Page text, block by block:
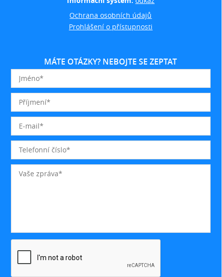
Ochrana osobních údajů
Prohlášení o přístupnosti
MÁTE OTÁZKY? NEBOJTE SE ZEPTAT